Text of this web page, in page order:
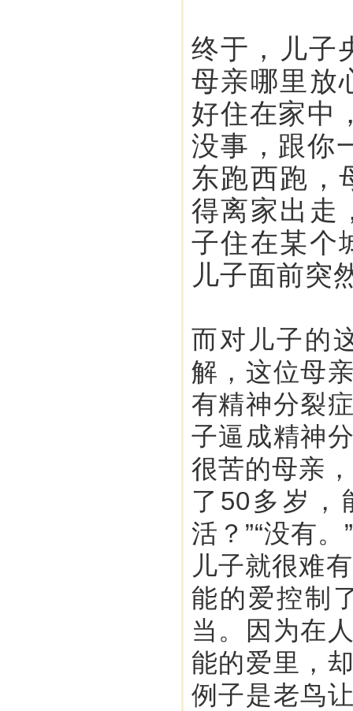
终于，儿子
母亲哪里放
好住在家中
没事，跟你
东跑西跑，
得离家出走
子住在某个
儿子面前突
而对儿子的
解，这位母
有精神分裂
子逼成精神
很苦的母亲
了50多岁，
活？”“没有
儿子就很难
能的爱控制
当。因为在
能的爱里，
例子是老鸟